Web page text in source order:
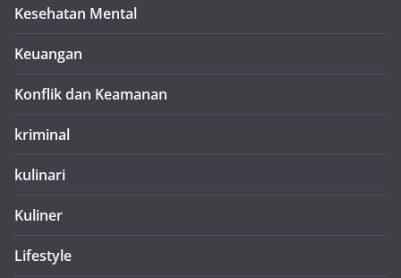
Kesehatan Mental
Keuangan
Konflik dan Keamanan
kriminal
kulinari
Kuliner
Lifestyle